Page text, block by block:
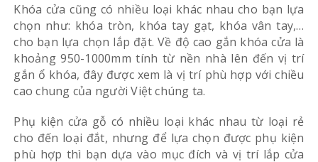
Khóa cửa cũng có nhiều loại khác nhau cho bạn lựa
chọn như: khóa tròn, khóa tay gạt, khóa vân tay,…
cho bạn lựa chọn lắp đặt. Về độ cao gắn khóa cửa là
khoảng 950-1000mm tính từ nền nhà lên đến vị trí
gắn ổ khóa, đây được xem là vị trí phù hợp với chiều
cao chung của người Việt chúng ta.
Phụ kiện cửa gỗ có nhiều loại khác nhau từ loại rẻ
cho đến loại đắt, nhưng để lựa chọn được phụ kiện
phù hợp thì bạn dựa vào mục đích và vị trí lắp cửa